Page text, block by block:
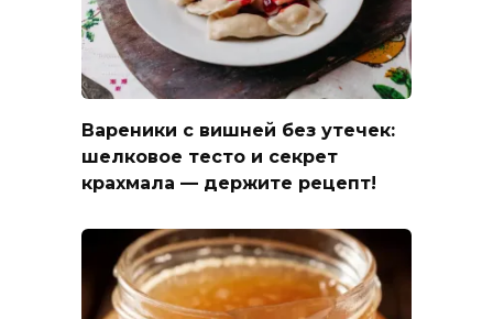
Вареники с вишней без утечек:
шелковое тесто и секрет
крахмала — держите рецепт!